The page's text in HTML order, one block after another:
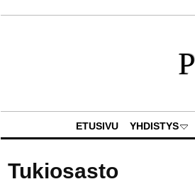
ETUSIVU YHDISTYS
Tukiosasto